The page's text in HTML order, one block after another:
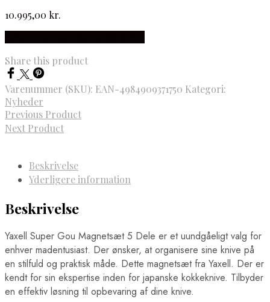
10.995,00 kr.
Share this product
Varenummer (SKU): EAN-4984909371750 Kategori:
Nyheder
Previous Product
Next Product
Beskrivelse
Yderligere information
Beskrivelse
Yaxell Super Gou Magnetsæt 5 Dele er et uundgåeligt valg for
enhver madentusiast. Der ønsker, at organisere sine knive på
en stilfuld og praktisk måde. Dette magnetsæt fra Yaxell. Der er
kendt for sin ekspertise inden for japanske kokkeknive. Tilbyder
en effektiv løsning til opbevaring af dine knive.